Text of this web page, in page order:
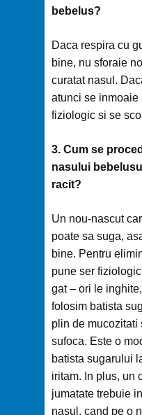
bebelus?
Daca respira cu
bine, nu sforaie
curatat nasul.
atunci se inmoaie
fiziologic si se
3. Cum se
nasului
racit?
Un nou-nascut
poate sa suga,
bine. Pentru
pune ser
gat – ori le
folosim batista
plin de mucozitati
sufoca. Este o
batista sugarului
iritam. In plus, un
jumatate trebuie
nasul, cand pe o